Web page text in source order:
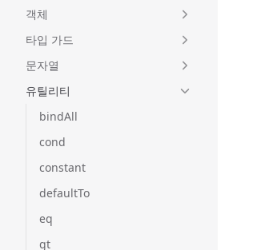
객체
타입 가드
문자열
유틸리티
bindAll
cond
constant
defaultTo
eq
gt